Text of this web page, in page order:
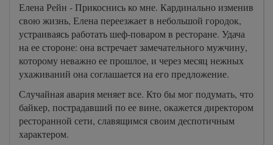
Елена Рейн - Прикоснись ко мне. Кардинально изменив
свою жизнь, Елена переезжает в небольшой городок,
устраиваясь работать шеф-поваром в ресторане. Удача
на ее стороне: она встречает замечательного мужчину,
которому неважно ее прошлое, и через месяц нежных
ухаживаний она соглашается на его предложение.
Случайная авария меняет все. Кто бы мог подумать, что
байкер, пострадавший по ее вине, окажется директором
ресторанной сети, славящимся своим деспотичным
характером.